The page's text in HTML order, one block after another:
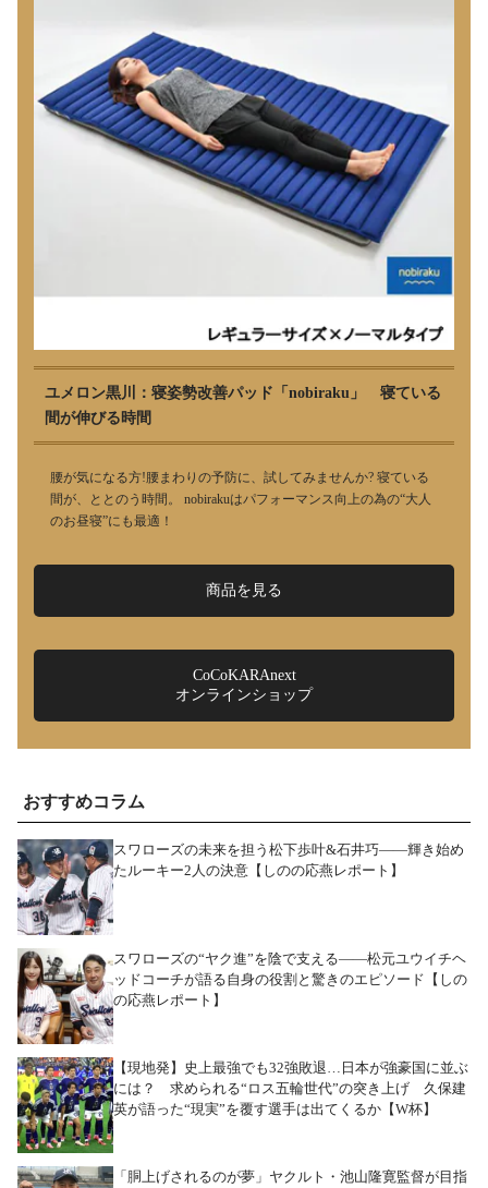
ユメロン黒川：寝姿勢改善パッド「nobiraku」 寝ている
間が伸びる時間
腰が気になる方!腰まわりの予防に、試してみませんか? 寝ている
間が、ととのう時間。 nobirakuはパフォーマンス向上の為の“大人
のお昼寝”にも最適！
商品を見る
CoCoKARAnext
オンラインショップ
おすすめコラム
スワローズの未来を担う松下歩叶&石井巧――輝き始め
たルーキー2人の決意【しのの応燕レポート】
スワローズの“ヤク進”を陰で支える――松元ユウイチヘ
ッドコーチが語る自身の役割と驚きのエピソード【しの
の応燕レポート】
【現地発】史上最強でも32強敗退…日本が強豪国に並ぶ
には？ 求められる“ロス五輪世代”の突き上げ 久保建
英が語った“現実”を覆す選手は出てくるか【W杯】
「胴上げされるのが夢」ヤクルト・池山隆寛監督が目指